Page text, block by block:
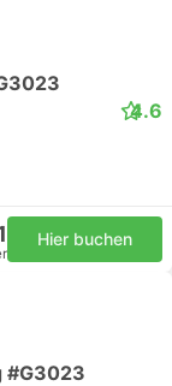
4.6
Hier buchen
#G3023